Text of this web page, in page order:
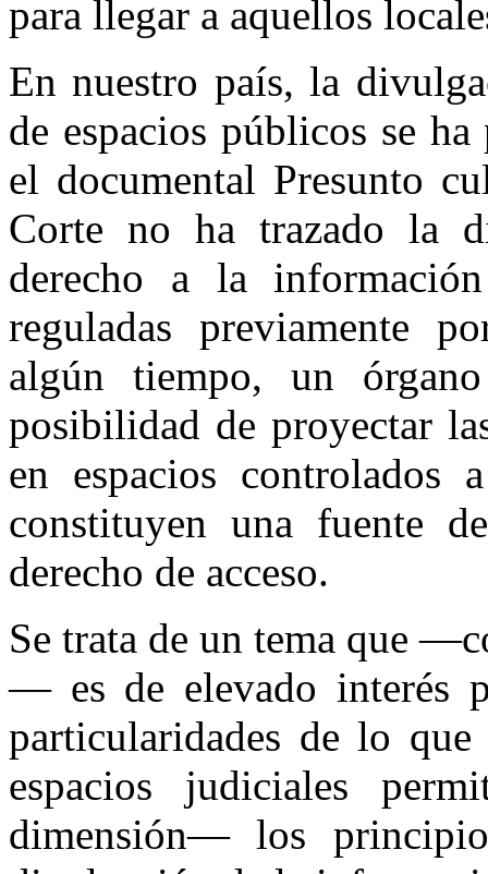
para llegar a aquellos
En nuestro país, la
de espacios públicos se
el documental Presunto
Corte no ha trazado la
derecho a la
reguladas previamente
algún tiempo, un
posibilidad de proyectar
en espacios controlados
constituyen una fuente
derecho de acceso.
Se trata de un tema que
— es de elevado interés
particularidades de lo
espacios judiciales
dimensión— los